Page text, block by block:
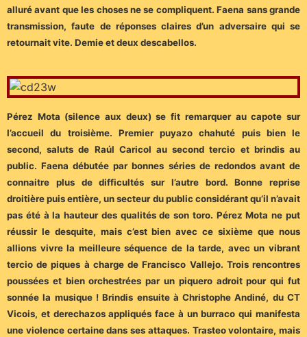
alluré avant que les choses ne se compliquent. Faena sans grande
transmission, faute de réponses claires d’un adversaire qui se
retournait vite. Demie et deux descabellos.
Pérez Mota (silence aux deux) se fit remarquer au capote sur
l’accueil du troisième. Premier puyazo chahuté puis bien le
second, saluts de Raúl Caricol au second tercio et brindis au
public. Faena débutée par bonnes séries de redondos avant de
connaitre plus de difficultés sur l’autre bord. Bonne reprise
droitière puis entière, un secteur du public considérant qu’il n’avait
pas été à la hauteur des qualités de son toro. Pérez Mota ne put
réussir le desquite, mais c’est bien avec ce sixième que nous
allions vivre la meilleure séquence de la tarde, avec un vibrant
tercio de piques à charge de Francisco Vallejo. Trois rencontres
poussées et bien orchestrées par un piquero adroit pour qui fut
sonnée la musique ! Brindis ensuite à Christophe Andiné, du CT
Vicois, et derechazos appliqués face à un burraco qui manifesta
une violence certaine dans ses attaques. Trasteo volontaire, mais